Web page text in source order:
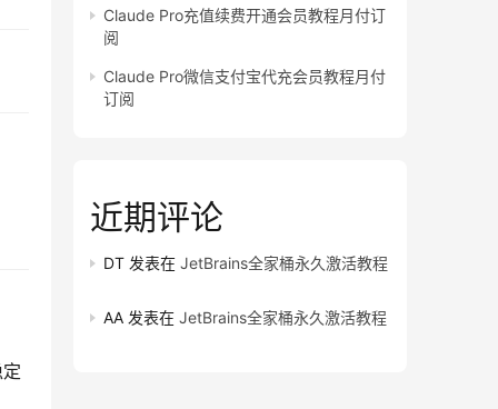
Claude Pro充值续费开通会员教程月付订
阅
Claude Pro微信支付宝代充会员教程月付
订阅
近期评论
DT 发表在 JetBrains全家桶永久激活教程
AA 发表在 JetBrains全家桶永久激活教程